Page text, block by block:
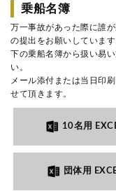
乗船名簿
万一事故があった際に誰
の提出をお願いしています
下の乗船名簿から扱い易
い。
メール添付または当日印
せて頂きます。
10名用
団体用